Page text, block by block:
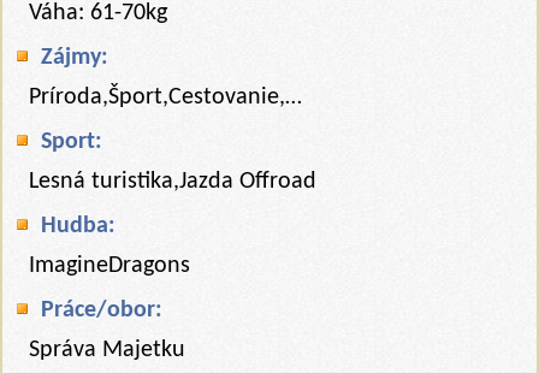
Váha: 61-70kg
Zájmy:
Príroda,Šport,Cestovanie,…
Sport:
Lesná turistika,Jazda Offroad
Hudba:
ImagineDragons
Práce/obor:
Správa Majetku